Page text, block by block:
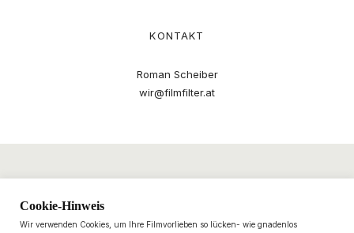
KONTAKT
Roman Scheiber
wir@filmfilter.at
Cookie-Hinweis
Wir verwenden Cookies, um Ihre Filmvorlieben so lücken- wie gnadenlos